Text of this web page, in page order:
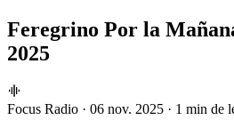
Feregrino Por la
2025
Focus Radio · 06 nov. 2025 · 1 min de